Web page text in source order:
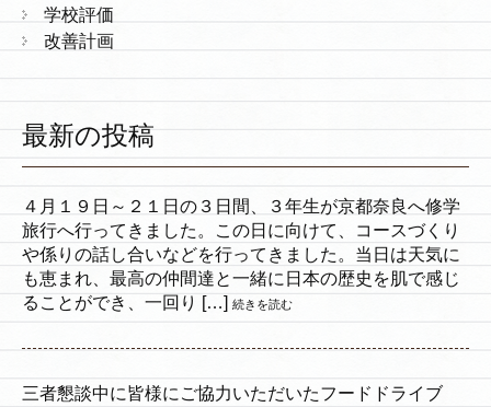
学校評価
改善計画
最新の投稿
４月１９日～２１日の３日間、３年生が京都奈良へ修学
旅行へ行ってきました。この日に向けて、コースづくり
や係りの話し合いなどを行ってきました。当日は天気に
も恵まれ、最高の仲間達と一緒に日本の歴史を肌で感じ
ることができ、一回り […] 続きを読む
三者懇談中に皆様にご協力いただいたフードドライブ